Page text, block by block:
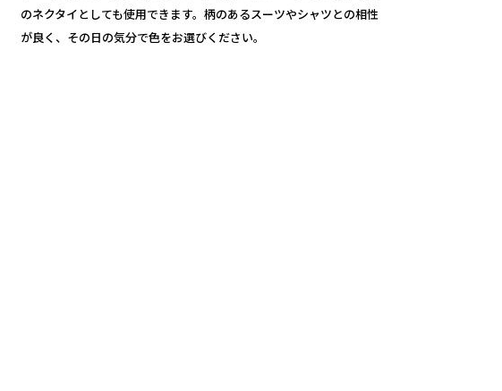
のネクタイとしても使用できます。柄のあるスーツやシャツとの相性
が良く、その日の気分で色をお選びください。